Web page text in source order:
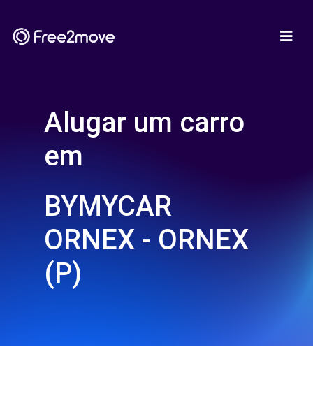
Alugar um carro
em
BYMYCAR
ORNEX - ORNEX
(P)